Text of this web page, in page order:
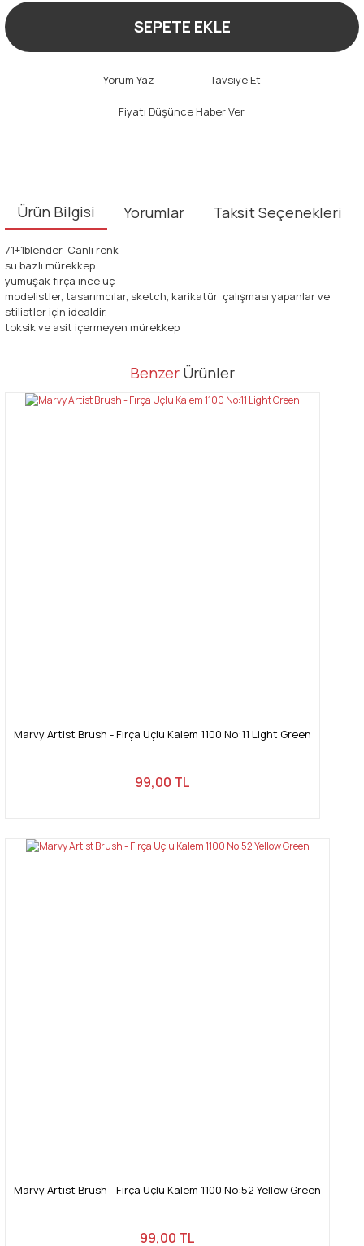
SEPETE EKLE
Yorum Yaz Tavsiye Et
Fiyatı Düşünce Haber Ver
Ürün Bilgisi Yorumlar Taksit Seçenekleri
71+1blender Canlı renk
su bazlı mürekkep
yumuşak fırça ince uç
modelistler, tasarımcılar, sketch, karikatür çalışması yapanlar ve
stilistler için idealdir.
toksik ve asit içermeyen mürekkep
Bu ürüne ilk yorumu siz yapın!
Bu ürünün fiyat bilgisi, resim, ürün açıklamalarında ve diğer
tarafımıza iletebilirsiniz.
Benzer Ürünler
Marvy Artist Brush - Fırça Uçlu Kalem 1100 No:11 Light Green
99,00 TL
Marvy Artist Brush - Fırça Uçlu Kalem 1100 No:52 Yellow Green
99,00 TL